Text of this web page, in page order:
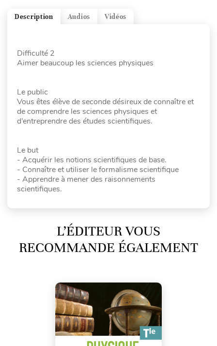
Vidéos
Audios
Description
Difficulté 2
Aimer beaucoup les sciences physiques
Le public
Vous êtes élève de seconde désireux de connaître et
de comprendre les sciences physiques et
d’entreprendre des études scientifiques.
Le but
- Acquérir les notions scientifiques de base.
- Connaître et utiliser le formalisme scientifique
- Apprendre à mener des raisonnements
scientifiques.
L’ÉDITEUR VOUS
RECOMMANDE ÉGALEMENT